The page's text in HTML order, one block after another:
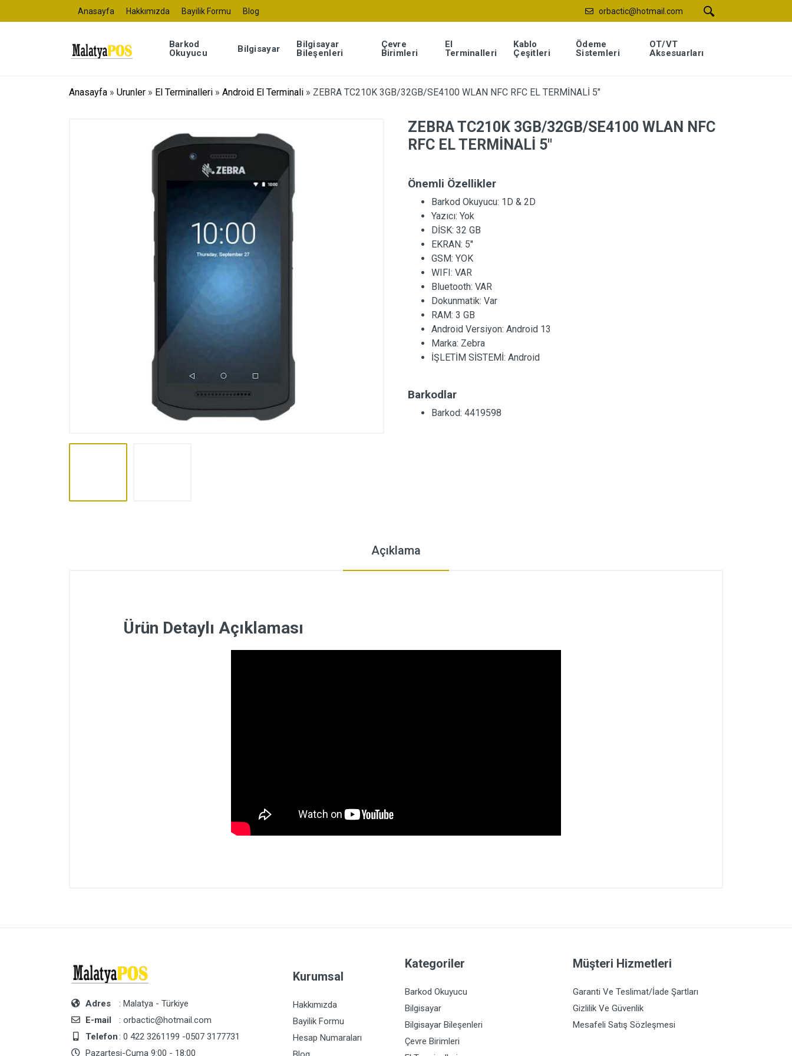
Anasayfa Hakkımızda Bayilik Formu Blog orbactic@hotmail.com
Barkod
Okuyucu
Bilgisayar
Bilgisayar
Bileşenleri
Çevre
Birimleri
El
Terminalleri
Kablo
Çeşitleri
Ödeme
Sistemleri
OT/VT
Aksesuarları
Anasayfa » Urunler » El Terminalleri » Android El Terminali » ZEBRA TC210K 3GB/32GB/SE4100 WLAN NFC RFC EL TERMİNALİ 5″
ZEBRA TC210K 3GB/32GB/SE4100 WLAN NFC
RFC EL TERMİNALİ 5″
Önemli Özellikler
Barkod Okuyucu: 1D & 2D
Yazıcı: Yok
DİSK: 32 GB
EKRAN: 5''
GSM: YOK
WIFI: VAR
Bluetooth: VAR
Dokunmatik: Var
RAM: 3 GB
Android Versiyon: Android 13
Marka: Zebra
İŞLETİM SİSTEMİ: Android
Barkodlar
Barkod: 4419598
Açıklama
Ürün Detaylı Açıklaması
Adres
: Malatya - Türkiye
E-mail
: orbactic@hotmail.com
Telefon: 0 422 3261199 -0507 3177731
Pazartesi-Cuma 9:00 - 18:00
Kurumsal
Hakkımızda
Bayilik Formu
Hesap Numaraları
Kategoriler
Barkod Okuyucu
Bilgisayar
Bilgisayar Bileşenleri
Çevre Birimleri
Müşteri Hizmetleri
Garanti Ve Teslimat/İade Şartları
Gizlilik Ve Güvenlik
Mesafeli Satış Sözleşmesi